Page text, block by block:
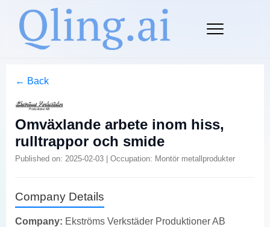
← Back
Omväxlande arbete inom hiss,
rulltrappor och smide
Published on: 2025-02-03 | Occupation: Montör metallprodukter
Company Details
Company: Ekströms Verkstäder Produktioner AB